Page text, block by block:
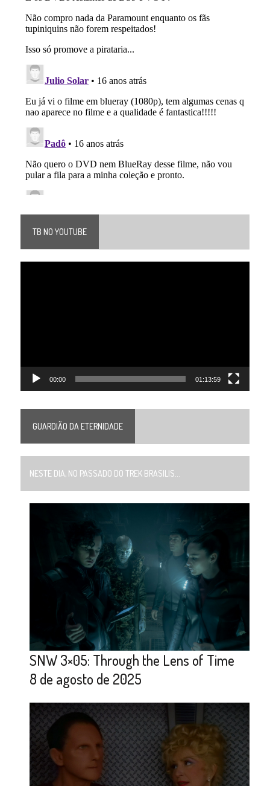
TB NO YOUTUBE
00:00 01:13:59
GUARDIÃO DA ETERNIDADE
NESTE DIA, NO PASSADO DO TREK BRASILIS...
SNW 3×05: Through the Lens of Time
8 de agosto de 2025